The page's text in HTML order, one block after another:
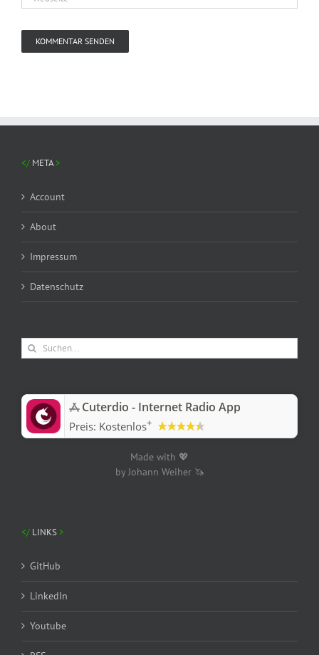
META
Account
About
Impressum
Datenschutz
Suche
nach:
‎Cuterdio - Internet Radio App
Preis: Kostenlos+
Made with 💖
by Johann Weiher 🦄
LINKS
GitHub
LinkedIn
Youtube